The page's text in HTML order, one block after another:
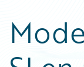
Podcasts
Blog
Help and
Careers
Customer
Developers